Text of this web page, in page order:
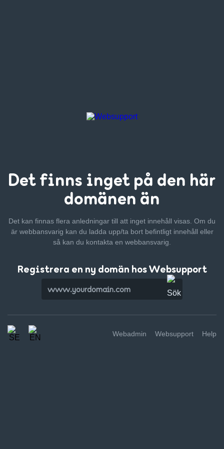
Det finns inget på den här
domänen än
Det kan finnas flera anledningar till att inget innehåll visas. Om du
är webbansvarig kan du ladda upp/ta bort befintligt innehåll eller
så kan du kontakta en webbansvarig.
Registrera en ny domän hos Websupport
Webadmin Websupport Help